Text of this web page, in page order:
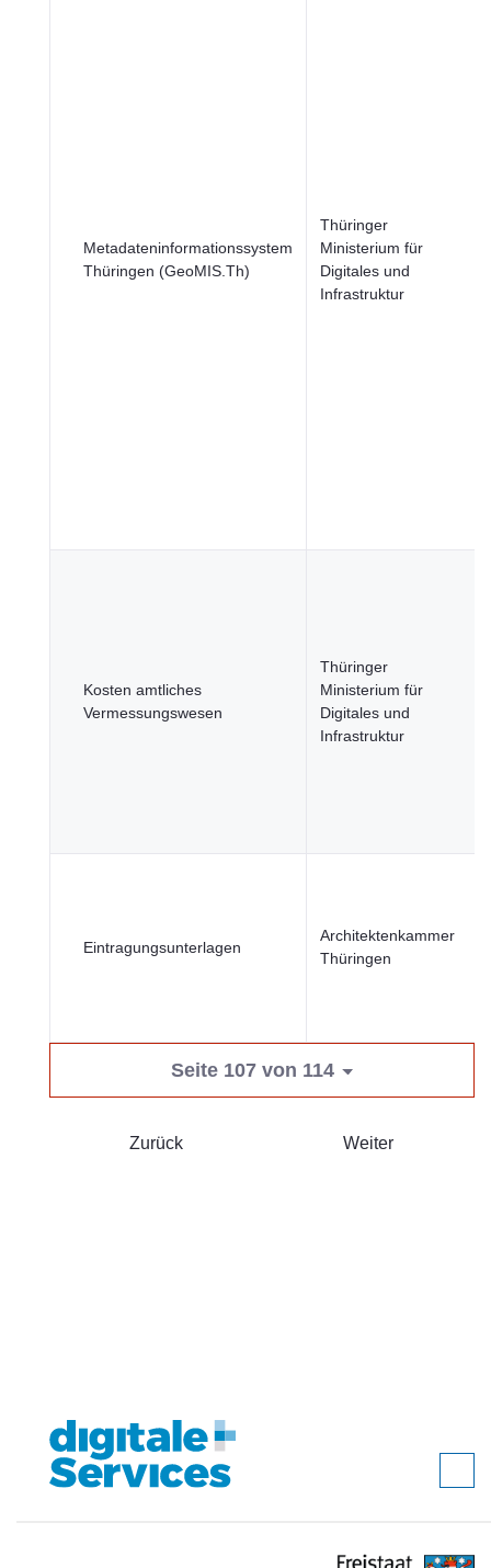
Metadateninformationssystem
Thüringen (GeoMIS.Th)
Thüringer
Ministerium für
Digitales und
Infrastruktur
Kosten amtliches
Vermessungswesen
Thüringer
Ministerium für
Digitales und
Infrastruktur
Eintragungsunterlagen
Architektenkammer
Thüringen
Seite 107 von 114
Zurück Weiter